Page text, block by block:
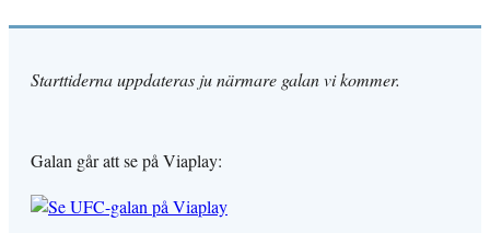
Starttiderna uppdateras ju närmare galan vi kommer.
Galan går att se på Viaplay: